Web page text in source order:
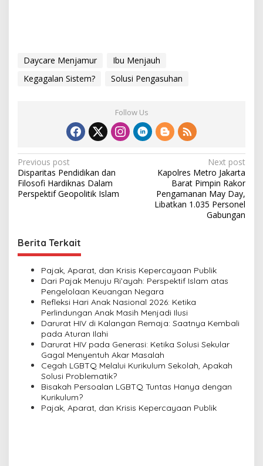
Daycare Menjamur
Ibu Menjauh
Kegagalan Sistem?
Solusi Pengasuhan
Follow Us
P
o
s
a
Previous post
Disparitas Pendidikan dan
Filosofi Hardiknas Dalam
Perspektif Geopolitik Islam
Next post
Kapolres Metro Jakarta
Barat Pimpin Rakor
Pengamanan May Day,
Libatkan 1.035 Personel
Gabungan
Berita Terkait
Pajak, Aparat, dan Krisis Kepercayaan Publik
Dari Pajak Menuju Ri’ayah: Perspektif Islam atas
Pengelolaan Keuangan Negara
Refleksi Hari Anak Nasional 2026: Ketika
Perlindungan Anak Masih Menjadi Ilusi
Darurat HIV di Kalangan Remaja: Saatnya Kembali
pada Aturan Ilahi
Darurat HIV pada Generasi: Ketika Solusi Sekular
Gagal Menyentuh Akar Masalah
Cegah LGBTQ Melalui Kurikulum Sekolah, Apakah
Solusi Problematik?
Bisakah Persoalan LGBTQ Tuntas Hanya dengan
Kurikulum?
Pajak, Aparat, dan Krisis Kepercayaan Publik